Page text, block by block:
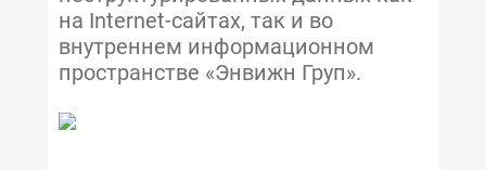
на Internet-сайтах, так и во
внутреннем информационном
пространстве «Энвижн Груп».